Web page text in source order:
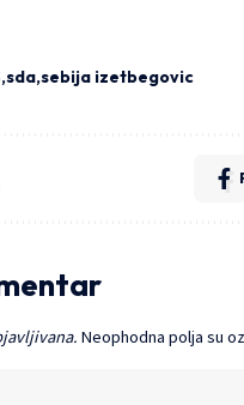
sda sebija izetbegovic
Neophodna polja su